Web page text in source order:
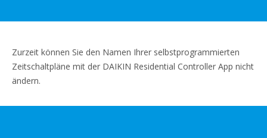
Zurzeit können Sie den Namen Ihrer selbstprogrammierten
Zeitschaltpläne mit der DAIKIN Residential Controller App nicht
ändern.